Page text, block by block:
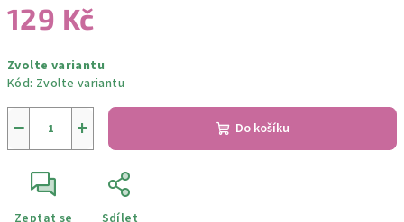
129 Kč
cena:
Zvolte variantu
Kód: Zvolte variantu
+
− Do košíku
Zeptat se Sdílet